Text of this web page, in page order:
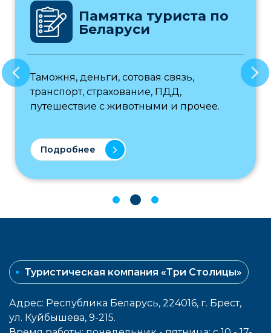
Памятка туриста по
Беларуси
Таможня, деньги, сотовая связь,
транспорт, страхование, ПДД,
путешествие с животными и прочее.
Подробнее
Туристическая компания «Три Столицы»
Адрес: Республика Беларусь, 224016, г. Брест,
ул. Куйбышева, 9-215.